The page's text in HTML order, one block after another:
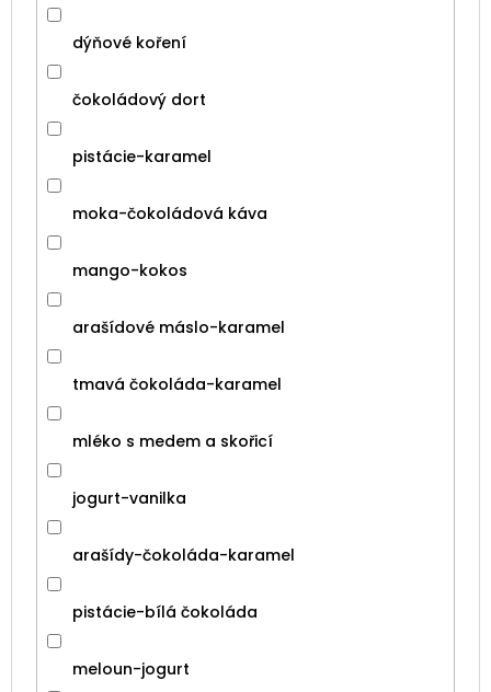
dýňové koření
čokoládový dort
pistácie-karamel
moka-čokoládová káva
mango-kokos
arašídové máslo-karamel
tmavá čokoláda-karamel
mléko s medem a skořicí
jogurt-vanilka
arašídy-čokoláda-karamel
pistácie-bílá čokoláda
meloun-jogurt